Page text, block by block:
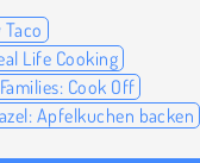
Life Cooking
Cook Off
Apfelkuchen backen